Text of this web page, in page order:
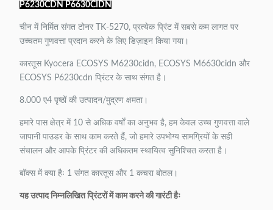
P6230CDN P6630CIDN
चीन में निर्मित संगत टोनर TK-5270, प्रत्येक प्रिंट में सबसे कम लागत पर
उच्चतम गुणवत्ता प्रदान करने के लिए डिज़ाइन किया गया।
कारतूस Kyocera ECOSYS M6230cidn, ECOSYS M6630cidn और
ECOSYS P6230cdn प्रिंटर के साथ संगत है।
8.000 ए4 पृष्ठों की उत्पादन/मुद्रण क्षमता।
हमारे पास क्षेत्र में 10 से अधिक वर्षों का अनुभव है, हम केवल उच्च गुणवत्ता वाले
जापानी पाउडर के साथ काम करते हैं, जो हमारे उपभोग्य सामग्रियों के सही
संचालन और आपके प्रिंटर की अधिकतम स्थायित्व सुनिश्चित करता है।
बॉक्स में क्या हैः 1 संगत कारतूस और 1 कचरा बोतल।
यह उत्पाद निम्नलिखित प्रिंटरों में काम करने की गारंटी हैः